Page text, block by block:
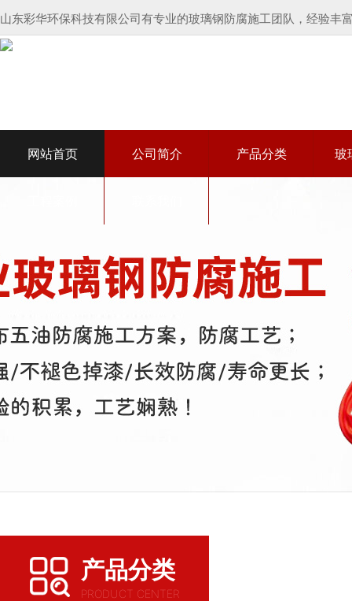
山东彩华环保科技有限公司有专业的玻璃钢防腐施工团队，经验丰
网站首页 公司简介 产品分类 玻
产品分类
PRODUCT CENTER